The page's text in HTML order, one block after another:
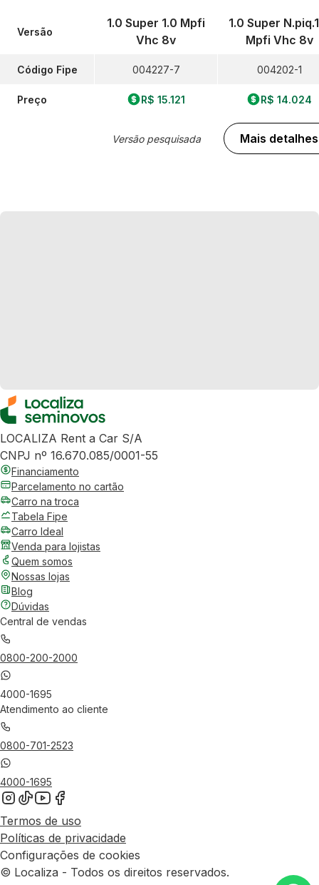
Versão
Código Fipe
Preço
1.0 Super 1.0 Mpfi
Vhc 8v
004227-7
R$ 15.121
Versão pesquisada
1.0 Super
Mpfi Vhc 8v
004202-1
R$ 14.024
Mais detalhes
LOCALIZA Rent a Car S/A
CNPJ nº 16.670.085/0001-55
Financiamento
Parcelamento no cartão
Carro na troca
Tabela Fipe
Carro Ideal
Venda para lojistas
Quem somos
Nossas lojas
Blog
Dúvidas
Central de vendas
0800-200-2000
4000-1695
Atendimento ao cliente
0800-701-2523
4000-1695
Termos de uso
Políticas de privacidade
Configurações de cookies
© Localiza - Todos os direitos reservados.